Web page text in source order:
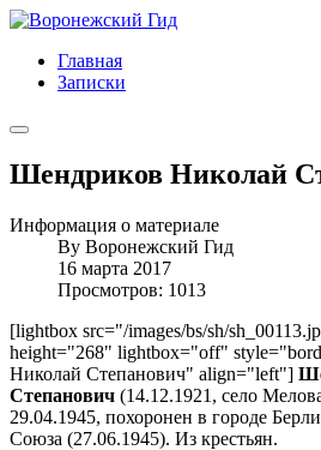
Главная
Записки
Шендриков Николай
Информация о материале
By Воронежский Гид
16 марта 2017
Просмотров: 1013
[lightbox src="/images/bs/sh/
height="268" lightbox="off"
Николай Степанович" align="left"]
Степанович (14.12.1921, село
29.04.1945, похоронен в городе
Союза (27.06.1945). Из крестьян.